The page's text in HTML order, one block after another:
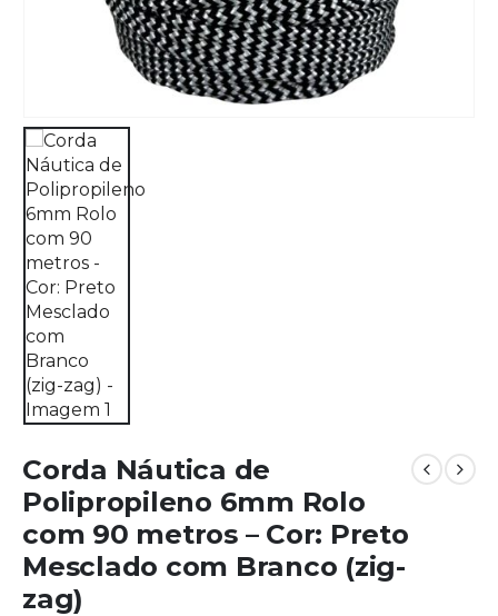
Corda Náutica de
Polipropileno 6mm Rolo
com 90 metros – Cor: Preto
Mesclado com Branco (zig-
zag)